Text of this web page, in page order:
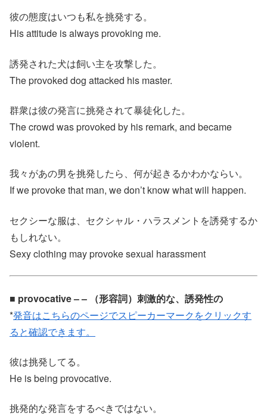
彼の態度はいつも私を挑発する。
His attitude is always provoking me.
誘発された犬は飼い主を攻撃した。
The provoked dog attacked his master.
群衆は彼の発言に挑発されて暴徒化した。
The crowd was provoked by his remark, and became
violent.
我々があの男を挑発したら、何が起きるかわかならい。
If we provoke that man, we don’t know what will happen.
セクシーな服は、セクシャル・ハラスメントを誘発するか
もしれない。
Sexy clothing may provoke sexual harassment
■ provocative – – （形容詞）刺激的な、誘発性の
*発音はこちらのページでスピーカーマークをクリックす
ると確認できます。
彼は挑発してる。
He is being provocative.
挑発的な発言をするべきではない。